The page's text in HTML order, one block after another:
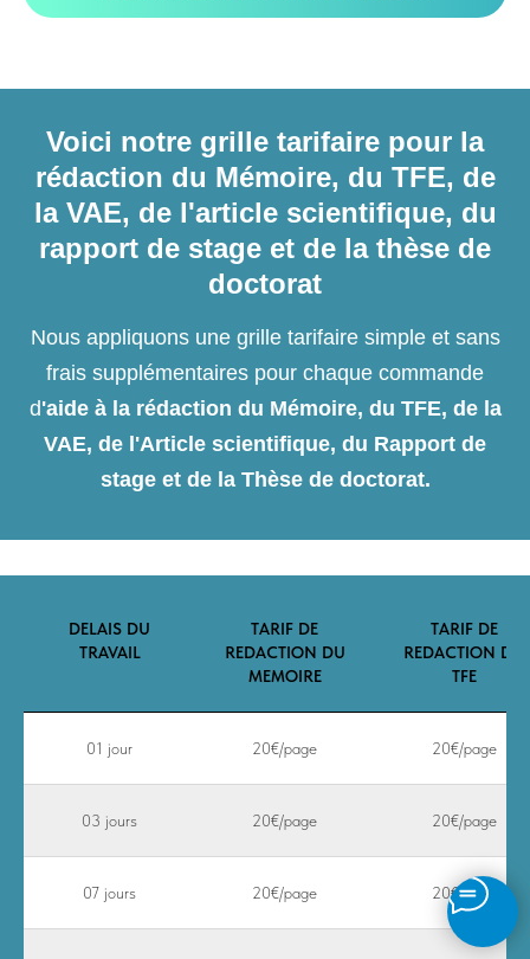
Voici notre grille tarifaire pour la
rédaction du Mémoire, du TFE, de
la VAE, de l'article scientifique, du
rapport de stage et de la thèse de
doctorat
Nous appliquons une grille tarifaire simple et sans
frais supplémentaires pour chaque commande
d'aide à la rédaction du Mémoire, du TFE, de la
VAE, de l'Article scientifique, du Rapport de
stage et de la Thèse de doctorat.
DELAIS DU
TRAVAIL
TARIF DE
REDACTION DU
MEMOIRE
TARIF DE
REDACTION DU
TFE
01 jour 20€/page 20€/page
03 jours 20€/page 20€/page
07 jours 20€/page 20€/page